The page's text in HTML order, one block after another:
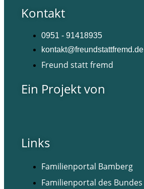
Kontakt
0951 - 91418935
kontakt@freundstattfremd.de
Freund statt fremd
Ein Projekt von
Links
Familienportal Bamberg
Familienportal des Bundes